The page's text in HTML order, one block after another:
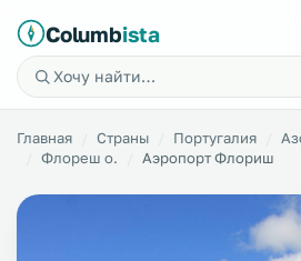
Columbista
Главная Страны Португалия
Флореш о.
Аэропорт Флориш